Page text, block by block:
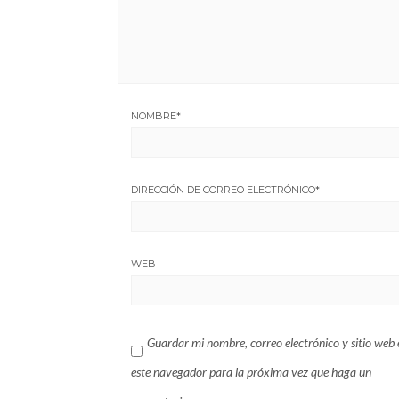
NOMBRE*
DIRECCIÓN DE CORREO ELECTRÓNICO*
WEB
Guardar mi nombre, correo electrónico y sitio web
este navegador para la próxima vez que haga un